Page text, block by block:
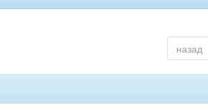
назад